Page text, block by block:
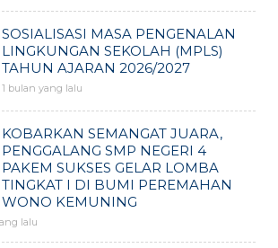
SOSIALISASI MASA PENGENALAN
LINGKUNGAN SEKOLAH (MPLS)
TAHUN AJARAN 2026/2027
1 bulan yang lalu
KOBARKAN SEMANGAT JUARA,
PENGGALANG SMP NEGERI 4
PAKEM SUKSES GELAR LOMBA
TINGKAT I DI BUMI PEREMAHAN
WONO KEMUNING
lalu